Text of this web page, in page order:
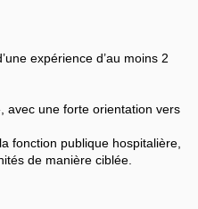
expérience d’au moins 2
une forte orientation vers
publique hospitalière,
de manière ciblée.